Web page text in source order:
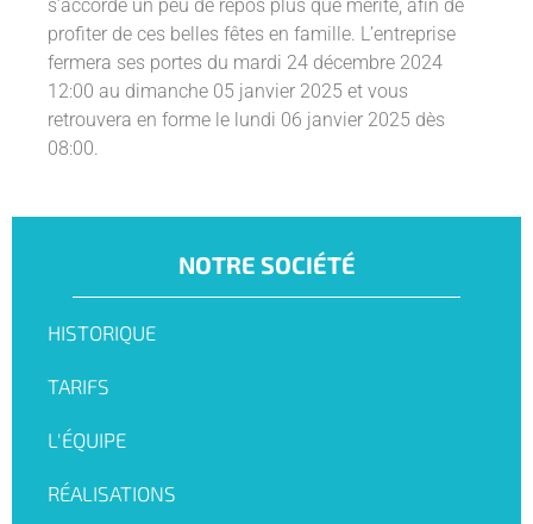
s’accorde un peu de repos plus que mérité, afin de
profiter de ces belles fêtes en famille. L’entreprise
fermera ses portes du mardi 24 décembre 2024
12:00 au dimanche 05 janvier 2025 et vous
retrouvera en forme le lundi 06 janvier 2025 dès
08:00.
NOTRE SOCIÉTÉ
HISTORIQUE
TARIFS
L'ÉQUIPE
RÉALISATIONS